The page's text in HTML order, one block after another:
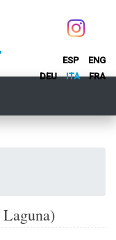
ESP
ENG
DEU
ITA FRA